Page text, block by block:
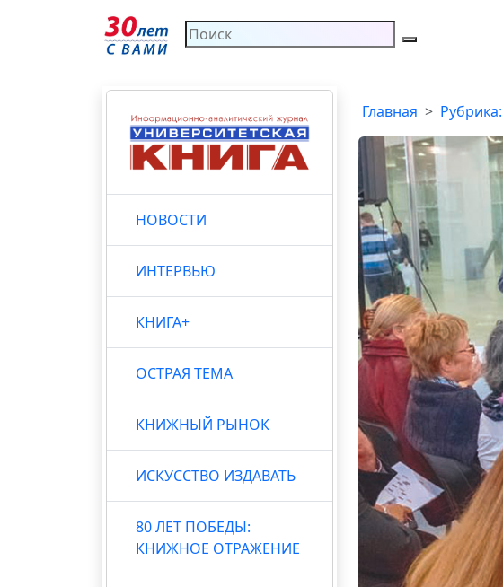
НОВОСТИ
ИНТЕРВЬЮ
КНИГА+
ОСТРАЯ ТЕМА
КНИЖНЫЙ РЫНОК
ИСКУССТВО ИЗДАВАТЬ
80 ЛЕТ ПОБЕДЫ:
КНИЖНОЕ ОТРАЖЕНИЕ
Главная